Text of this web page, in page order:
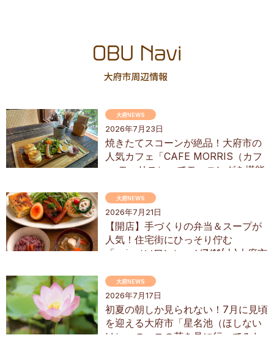
2026年7月23日
焼きたてスコーンが絶品！大府市の
人気カフェ「CAFE MORRIS（カフ
ェ モーリス）」でモーニングを堪能
大府NEWS
2026年7月21日
【開店】手づくりの弁当＆スープが
人気！住宅街にひっそり佇む
「soin（ソワン）」が7/11(土)大府市
大府NEWS
2026年7月17日
初夏の朝しか見られない！7月に見頃
を迎える大府市「星名池（ほしない
け）」のハスの花を見に行ってみた
大府NEWS